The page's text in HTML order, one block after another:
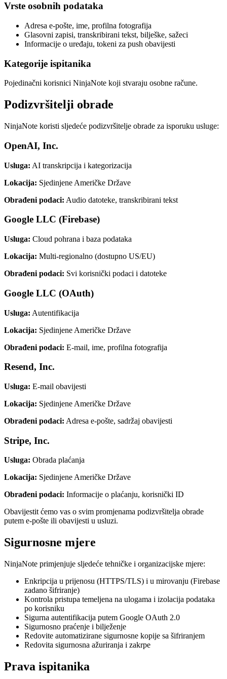
Vrste osobnih podataka
Adresa e-pošte, ime, profilna fotografija
Glasovni zapisi, transkribirani tekst, bilješke, sažeci
Informacije o uređaju, tokeni za push obavijesti
Kategorije ispitanika
Pojedinačni korisnici NinjaNote koji stvaraju osobne račune.
Podizvršitelji obrade
NinjaNote koristi sljedeće podizvršitelje obrade za isporuku usluge:
OpenAI, Inc.
Usluga: AI transkripcija i kategorizacija
Lokacija: Sjedinjene Američke Države
Obrađeni podaci: Audio datoteke, transkribirani tekst
Google LLC (Firebase)
Usluga: Cloud pohrana i baza podataka
Lokacija: Multi-regionalno (dostupno US/EU)
Obrađeni podaci: Svi korisnički podaci i datoteke
Google LLC (OAuth)
Usluga: Autentifikacija
Lokacija: Sjedinjene Američke Države
Obrađeni podaci: E-mail, ime, profilna fotografija
Resend, Inc.
Usluga: E-mail obavijesti
Lokacija: Sjedinjene Američke Države
Obrađeni podaci: Adresa e-pošte, sadržaj obavijesti
Stripe, Inc.
Usluga: Obrada plaćanja
Lokacija: Sjedinjene Američke Države
Obrađeni podaci: Informacije o plaćanju, korisnički ID
Obavijestit ćemo vas o svim promjenama podizvršitelja obrade
putem e-pošte ili obavijesti u usluzi.
Sigurnosne mjere
NinjaNote primjenjuje sljedeće tehničke i organizacijske mjere:
Enkripcija u prijenosu (HTTPS/TLS) i u mirovanju (Firebase
zadano šifriranje)
Kontrola pristupa temeljena na ulogama i izolacija podataka
po korisniku
Sigurna autentifikacija putem Google OAuth 2.0
Sigurnosno praćenje i bilježenje
Redovite automatizirane sigurnosne kopije sa šifriranjem
Redovita sigurnosna ažuriranja i zakrpe
Prava ispitanika